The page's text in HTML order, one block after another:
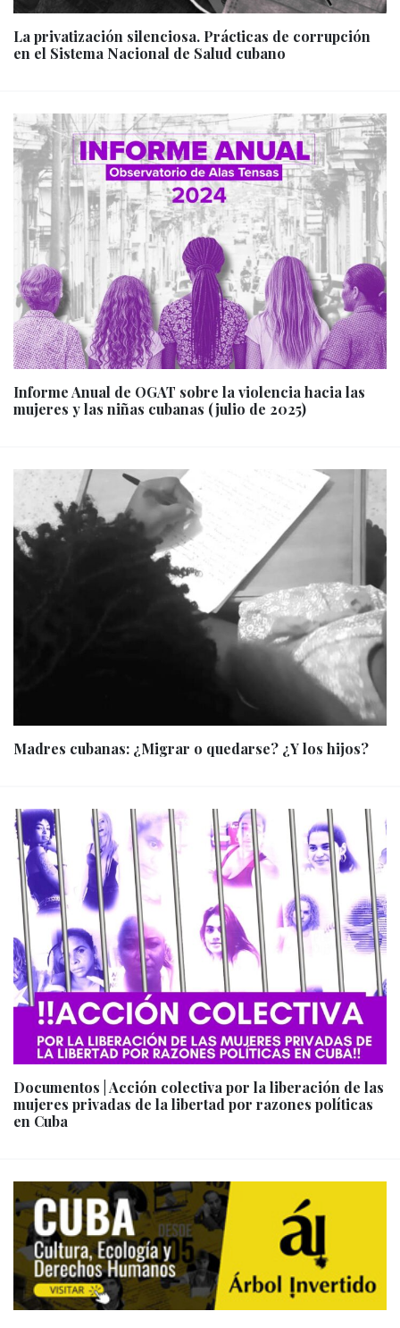
La privatización silenciosa. Prácticas de corrupción
en el Sistema Nacional de Salud cubano
Informe Anual de OGAT sobre la violencia hacia las
mujeres y las niñas cubanas (julio de 2025)
Madres cubanas: ¿Migrar o quedarse? ¿Y los hijos?
Documentos | Acción colectiva por la liberación de las
mujeres privadas de la libertad por razones políticas
en Cuba